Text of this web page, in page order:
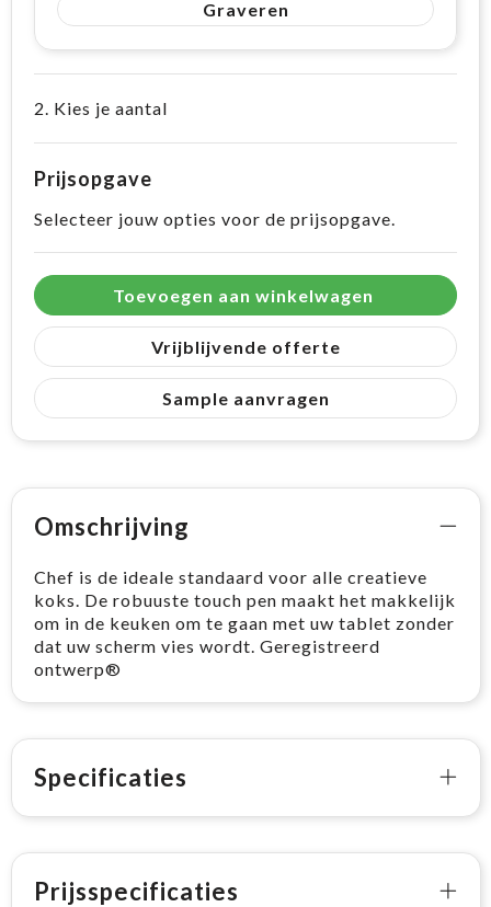
Graveren
2. Kies je aantal
Prijsopgave
Selecteer jouw opties voor de prijsopgave.
Toevoegen aan winkelwagen
Vrijblijvende offerte
Sample aanvragen
Omschrijving
Chef is de ideale standaard voor alle creatieve
koks. De robuuste touch pen maakt het makkelijk
om in de keuken om te gaan met uw tablet zonder
dat uw scherm vies wordt. Geregistreerd
ontwerp®
Specificaties
Prijsspecificaties